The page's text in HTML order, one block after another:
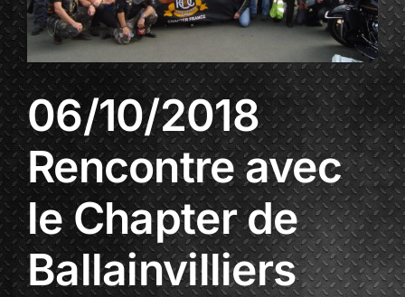
06/10/2018
Rencontre avec
le Chapter de
Ballainvilliers